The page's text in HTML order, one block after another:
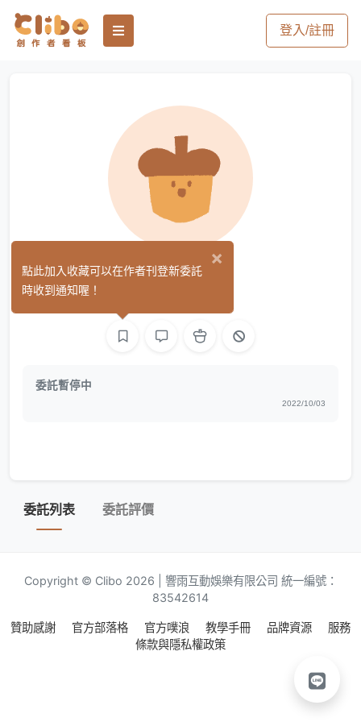
登入/註冊
ミケ (0)
委託暫停中
2022/10/03
委託列表 委託評價
Copyright © Clibo 2026 | 響雨互動娛樂有限公司 統一編號：
83542614
贊助感謝 官方部落格 官方噗浪 教學手冊 品牌資源
服務
條款與隱私權政策
×
點此加入收藏可以在作者刊登新委託
時收到通知喔！